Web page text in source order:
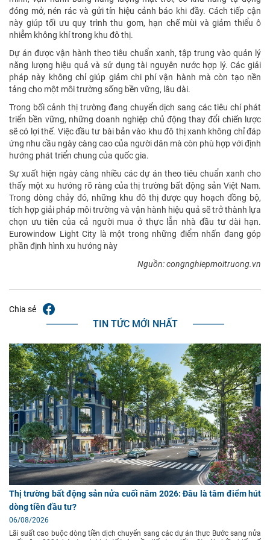
đóng mở, nén rác và gửi tín hiệu cảnh báo khi đầy. Cách tiếp cận
này giúp tối ưu quy trình thu gom, hạn chế mùi và giảm thiểu ô
nhiễm không khí trong khu đô thị.
Dự án được vận hành theo tiêu chuẩn xanh, tập trung vào quản lý
năng lượng hiệu quả và sử dụng tài nguyên nước hợp lý. Các giải
pháp này không chỉ giúp giảm chi phí vận hành mà còn tạo nền
tảng cho một môi trường sống bền vững, lâu dài.
Trong bối cảnh thị trường đang chuyển dịch sang các tiêu chí phát
triển bền vững, những doanh nghiệp chủ động thay đổi chiến lược
sẽ có lợi thế. Việc đầu tư bài bản vào khu đô thị xanh không chỉ đáp
ứng nhu cầu ngày càng cao của người dân mà còn phù hợp với định
hướng phát triển chung của quốc gia.
Sự xuất hiện ngày càng nhiều các dự án theo tiêu chuẩn xanh cho
thấy một xu hướng rõ ràng của thị trường bất động sản Việt Nam.
Trong dòng chảy đó, những khu đô thị được quy hoạch đồng bộ,
tích hợp giải pháp môi trường và vận hành hiệu quả sẽ trở thành lựa
chọn ưu tiên của cả người mua ở thực lẫn nhà đầu tư dài hạn.
Eurowindow Light City là một trong những điểm nhấn đang góp
phần định hình xu hướng này
Nguồn: congnghiepmoitruong.vn
Chia sẻ
TIN TỨC MỚI NHẤT
Thị trường bất động sản nửa cuối năm 2026: Đâu là tâm điểm hút
dòng tiền đầu tư?
06/08/2026
Lãi suất cao buộc dòng tiền dịch chuyển sang các dự án thực Bước sang nửa